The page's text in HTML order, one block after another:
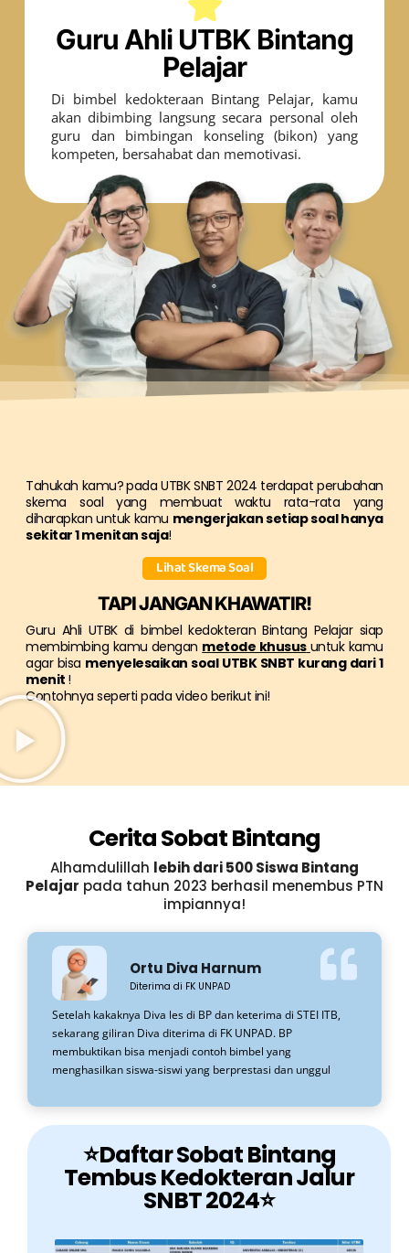
Guru Ahli UTBK Bintang
Pelajar
Di bimbel kedokteraan Bintang Pelajar, kamu
akan dibimbing langsung secara personal oleh
guru dan bimbingan konseling (bikon) yang
kompeten, bersahabat dan memotivasi.
Tahukah kamu?pada UTBK SNBT 2024 terdapat perubahan
skema soal yang membuat waktu rata-rata yang
diharapkan untuk kamu mengerjakan setiap soal hanya
sekitar 1 menitan saja!
Lihat Skema Soal
TAPI JANGAN KHAWATIR!
Guru Ahli UTBK di bimbel kedokteran Bintang Pelajar siap
membimbing kamu dengan metode khusus untuk kamu
agar bisa menyelesaikan soal UTBK SNBT kurang dari 1
menit !
Contohnya seperti pada video berikut ini!
Cerita Sobat Bintang
Alhamdulillah lebih dari 500 Siswa Bintang
Pelajar pada tahun 2023 berhasil menembus PTN
impiannya!
Ortu Diva Harnum
Diterima di FK UNPAD
Setelah kakaknya Diva les di BP dan keterima di STEI ITB,
sekarang giliran Diva diterima di FK UNPAD. BP
membuktikan bisa menjadi contoh bimbel yang
menghasilkan siswa-siswi yang berprestasi dan unggul
⭐Daftar Sobat Bintang
Tembus Kedokteran Jalur
SNBT 2024⭐